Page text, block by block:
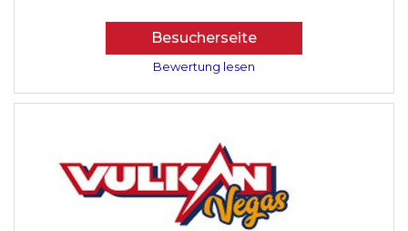
Besucherseite
Bewertung lesen